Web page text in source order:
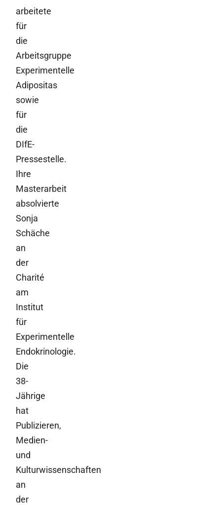
arbeitete
für
die
Arbeitsgruppe
Experimentelle
Adipositas
sowie
für
die
DIfE-
Pressestelle.
Ihre
Masterarbeit
absolvierte
Sonja
Schäche
an
der
Charité
am
Institut
für
Experimentelle
Endokrinologie.
Die
38-
Jährige
hat
Publizieren,
Medien-
und
Kulturwissenschaften
an
der